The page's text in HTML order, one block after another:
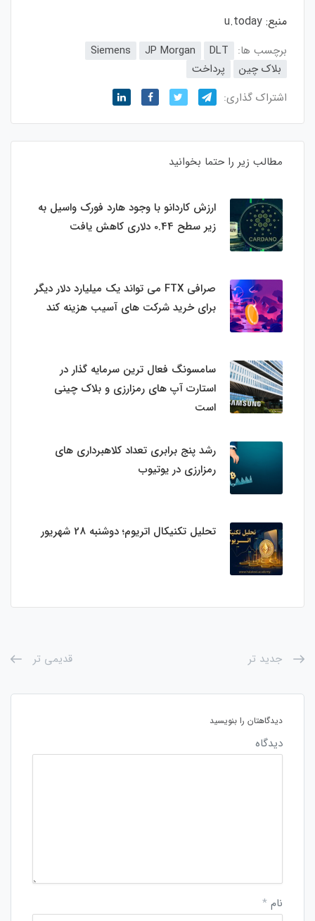
منبع: u.today
برچسب ها: DLT
JP Morgan
Siemens
بلاک چین
پرداخت
اشتراک گذاری:
مطالب زیر را حتما بخوانید
ارزش کاردانو با وجود هارد فورک واسیل به
زیر سطح 0.44 دلاری کاهش یافت
صرافی FTX می تواند یک میلیارد دلار دیگر
برای خرید شرکت های آسیب هزینه کند
سامسونگ فعال‌ ترین سرمایه‌ گذار در
استارت‌ آپ‌ های رمزارزی و بلاک چینی
است
رشد پنج برابری تعداد کلاهبرداری های
رمزارزی در یوتیوب
تحلیل تکنیکال اتریوم؛ دوشنبه 28 شهریور
جدید تر قدیمی تر
دیدگاهتان را بنویسید
دیدگاه
نام *